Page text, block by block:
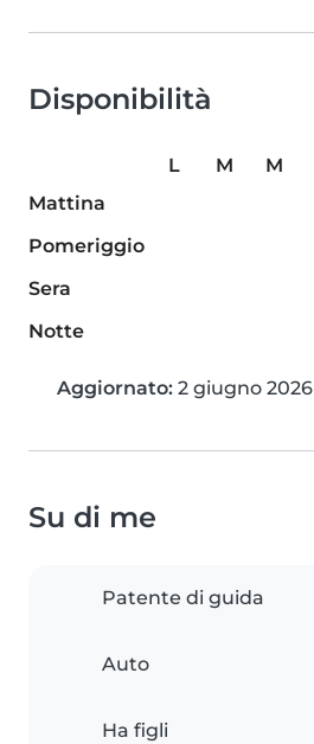
Disponibilità
L M M
Mattina
Pomeriggio
Sera
Notte
Aggiornato: 2 giugno 2026
Su di me
Patente di guida
Auto
Ha figli